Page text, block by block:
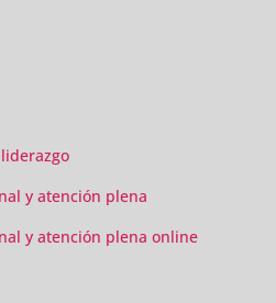
seminarios y
y atención plena
y atención plena online